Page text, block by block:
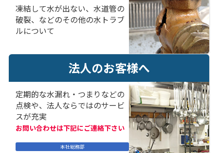
凍結して水が出ない、水道管の
破裂、などのその他の水トラブ
ルについて
法人のお客様へ
定期的な水漏れ・つまりなどの
点検や、法人ならではのサービ
スが充実
お問い合わせは下記にご連絡下さい
本社総務部